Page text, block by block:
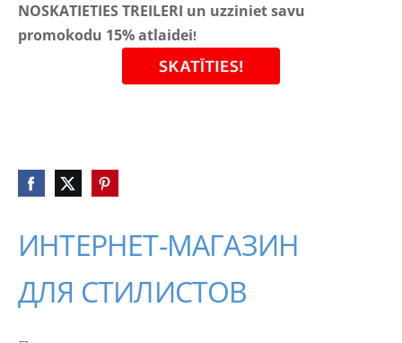
ИНТЕРНЕТ-МАГАЗИН
ДЛЯ СТИЛИСТОВ
NOSKATIETIES TREILERI un uzziniet savu
promokodu 15% atlaidei!